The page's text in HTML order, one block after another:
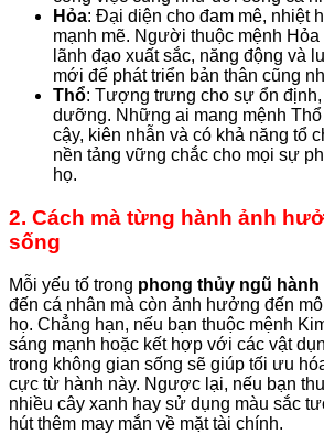
Hỏa: Đại diện cho đam mê, nhiệt
mạnh mẽ. Người thuộc mệnh
lãnh đạo xuất sắc, năng động và
mới để phát triển bản thân cũng
Thổ: Tượng trưng cho sự ổn
dưỡng. Những ai mang mệnh
cậy, kiên nhẫn và có khả năng tổ
nền tảng vững chắc cho mọi sự
họ.
2. Cách mà từng hành ảnh
sống
Mỗi yếu tố trong phong thủy ngũ hành
đến cá nhân mà còn ảnh hưởng đến
họ. Chẳng hạn, nếu bạn thuộc mệnh
sáng mạnh hoặc kết hợp với các vật
trong không gian sống sẽ giúp tối ưu
cực từ hành này. Ngược lại, nếu bạn
nhiều cây xanh hay sử dụng màu sắc
hút thêm may mắn về mặt tài chính.